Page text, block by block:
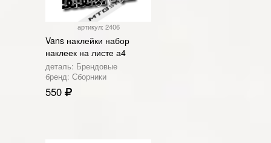
артикул: 2406
Vans наклейки набор
наклеек на листе а4
деталь: Брендовые
бренд: Сборники
550